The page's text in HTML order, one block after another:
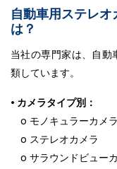
自動車用ステレ
は？
当社の専門家は、自
類しています。
• カメラタイプ別：
o モノキュラーカメラ
o ステレオカメラ
o サラウンドビュー